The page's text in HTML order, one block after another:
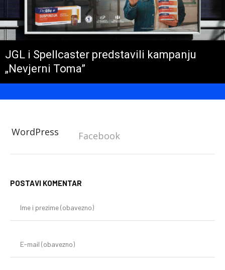
JGL i Spellcaster predstavili kampanju
„Nevjerni Toma”
WordPress Facebook
POSTAVI KOMENTAR